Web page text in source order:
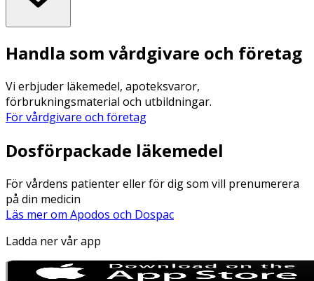
Handla som vårdgivare och företag
Vi erbjuder läkemedel, apoteksvaror,
förbrukningsmaterial och utbildningar.
För vårdgivare och företag
Dosförpackade läkemedel
För vårdens patienter eller för dig som vill prenumerera
på din medicin
Läs mer om Apodos och Dospac
Ladda ner vår app